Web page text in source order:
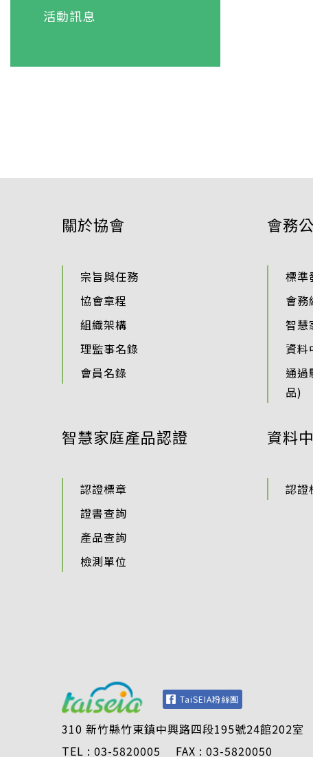
活動訊息
關於協會
宗旨與任務
協會章程
組織架構
理監事名錄
會員名錄
會務
標準
會務
智慧
資料
通過
品)
智慧家庭產品認證
認證標章
證書查詢
產品查詢
檢測單位
資料
認證
TaiSEIA粉絲團
310 新竹縣竹東鎮中興路四段195號24館202室
TEL : 03-5820005 FAX : 03-5820050